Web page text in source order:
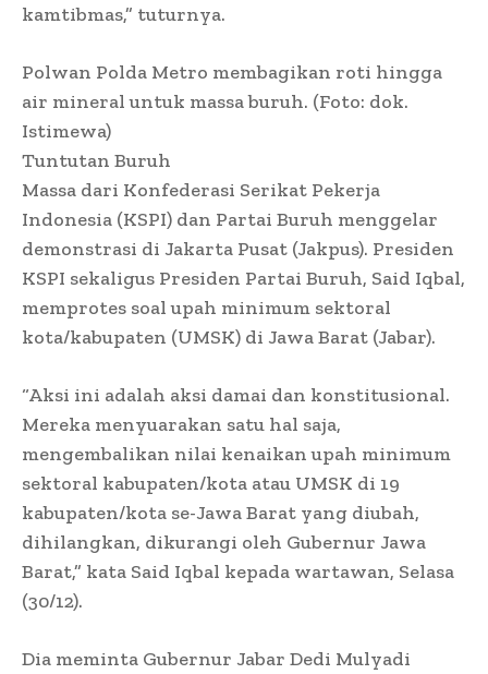
kamtibmas,” tuturnya.
Polwan Polda Metro membagikan roti hingga
air mineral untuk massa buruh. (Foto: dok.
Istimewa)
Tuntutan Buruh
Massa dari Konfederasi Serikat Pekerja
Indonesia (KSPI) dan Partai Buruh menggelar
demonstrasi di Jakarta Pusat (Jakpus). Presiden
KSPI sekaligus Presiden Partai Buruh, Said Iqbal,
memprotes soal upah minimum sektoral
kota/kabupaten (UMSK) di Jawa Barat (Jabar).
“Aksi ini adalah aksi damai dan konstitusional.
Mereka menyuarakan satu hal saja,
mengembalikan nilai kenaikan upah minimum
sektoral kabupaten/kota atau UMSK di 19
kabupaten/kota se-Jawa Barat yang diubah,
dihilangkan, dikurangi oleh Gubernur Jawa
Barat,” kata Said Iqbal kepada wartawan, Selasa
(30/12).
Dia meminta Gubernur Jabar Dedi Mulyadi